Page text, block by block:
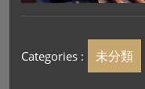
Categories : 未分類